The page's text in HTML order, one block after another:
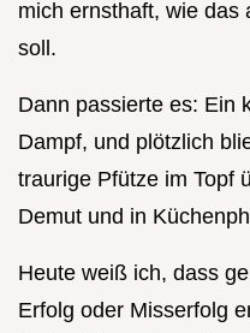
mich ernsthaft, wie das
soll.
Dann passierte es: Ein
Dampf, und plötzlich
traurige Pfütze im Topf
Demut und in
Heute weiß ich, dass
Erfolg oder Misserfolg